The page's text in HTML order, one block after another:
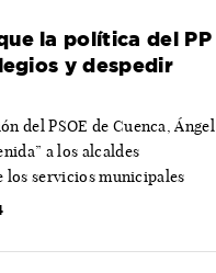
la política del PP
y despedir
del PSOE de Cuenca, Ángel
a los alcaldes
los servicios municipales